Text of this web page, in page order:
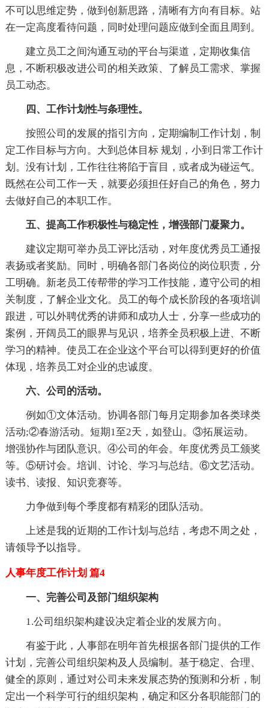
不可以思维定势，做到创新思路，清晰有方向有目标。站
在一定高度看待问题，同时处理问题应做到全面且周到。
建立员工之间沟通互动的平台与渠道，定期收集信
息，不断积极改进公司的相关政策、了解员工需求、掌握
员工动态。
四、工作计划性与条理性。
按照公司的发展的指引方向，定期编制工作计划，制
定工作目标与方向。大到总体目标 规划，小到日常工作计
划。没有计划，工作往往将陷于盲目，或者成为碰运气。
既然在公司工作一天，就要必须担任好自己的角色，努力
去做好自己的本职工作。
五、提高工作积极性与稳定性，增强部门凝聚力。
建议定期可举办员工评比活动，对年度优秀员工通报
表扬或者奖励。同时，明确各部门各岗位的岗位职责，分
工明确。新老员工传帮带的学习工作技能，遵守公司的相
关制度，了解企业文化。员工的每个成长阶段的各项培训
跟进，可以外聘优秀的讲师和成功人士，分享一些成功的
案例，开阔员工的眼界与见识，培养全员积极上进、不断
学习的精神。使员工在企业这个平台可以得到更好的价值
体现，培养员工对企业的忠诚度。
六、公司的活动。
例如①文体活动。协调各部门每月定期参加各类球类
活动;②春游活动。短期1至2天，如登山。③拓展运动。
增强协作与团队意识。④公司的年会。年度优秀员工颁奖
等。⑤研讨会。培训、讨论、学习与总结。⑥文艺活动。
读书、读报、知识竞赛等。
力争做到每个季度都有精彩的团队活动。
上述是我的近期的工作计划与总结，考虑不周之处，
请领导予以指导。
人事年度工作计划 篇4
一、完善公司及部门组织架构
1.公司组织架构建设决定着企业的发展方向。
有鉴于此，人事部在明年首先根据各部门提供的工作
计划，完善公司组织架构及人员编制。基于稳定、合理、
健全的原则，通过对公司未来发展态势的预测和分析，制
定出一个科学可行的组织架构，确定和区分各职能部门的